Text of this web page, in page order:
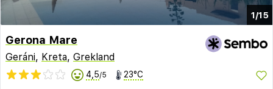
1/15
Gerona Mare
Geráni, Kreta, Grekland
4,5/5 23°C